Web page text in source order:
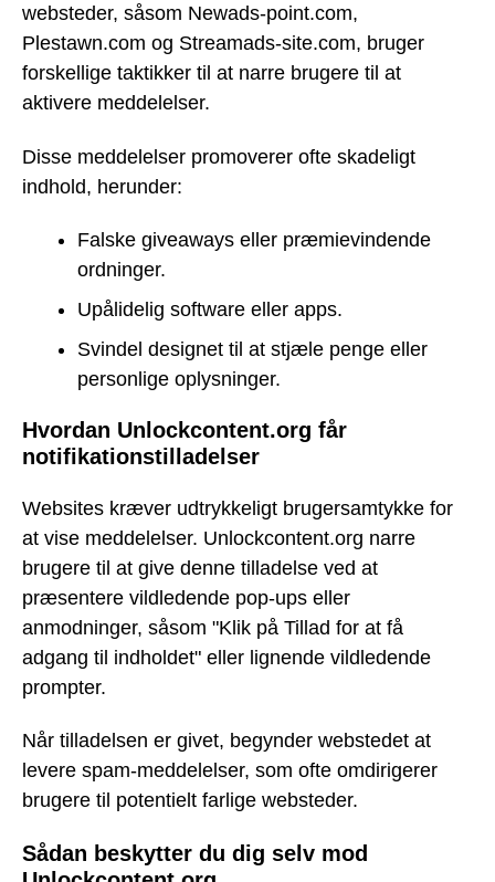
websteder, såsom Newads-point.com,
Plestawn.com og Streamads-site.com, bruger
forskellige taktikker til at narre brugere til at
aktivere meddelelser.
Disse meddelelser promoverer ofte skadeligt
indhold, herunder:
Falske giveaways eller præmievindende
ordninger.
Upålidelig software eller apps.
Svindel designet til at stjæle penge eller
personlige oplysninger.
Hvordan Unlockcontent.org får
notifikationstilladelser
Websites kræver udtrykkeligt brugersamtykke for
at vise meddelelser. Unlockcontent.org narre
brugere til at give denne tilladelse ved at
præsentere vildledende pop-ups eller
anmodninger, såsom "Klik på Tillad for at få
adgang til indholdet" eller lignende vildledende
prompter.
Når tilladelsen er givet, begynder webstedet at
levere spam-meddelelser, som ofte omdirigerer
brugere til potentielt farlige websteder.
Sådan beskytter du dig selv mod